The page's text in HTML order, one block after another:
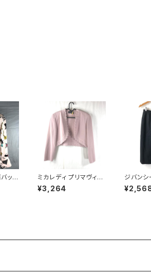
ット
ミカレディ プリマヴィス
タ MICALADY PRIMA
VISTA カーディガン 長
¥3,264
ジバン
Paris ス
カート